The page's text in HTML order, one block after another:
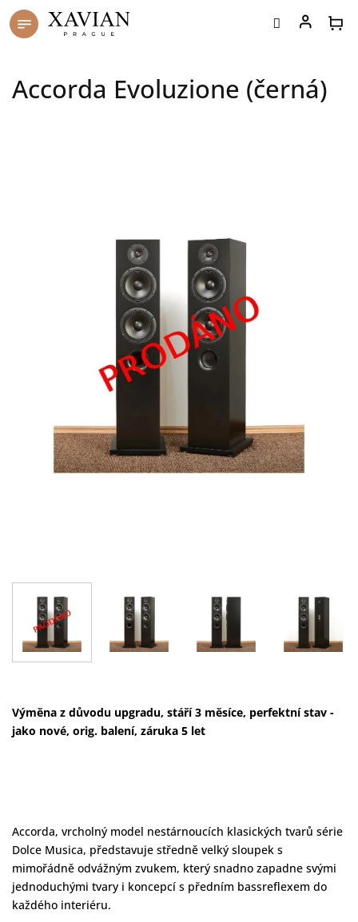
Skip
Accorda Evoluzione (černá)
Výměna z důvodu upgradu, stáří 3 měsíce, perfektní stav -
jako nové, orig. balení, záruka 5 let
Accorda, vrcholný model nestárnoucích klasických tvarů série
Dolce Musica, představuje středně velký sloupek s
mimořádně odvážným zvukem, který snadno zapadne svými
jednoduchými tvary i koncepcí s předním bassreflexem do
každého interiéru.